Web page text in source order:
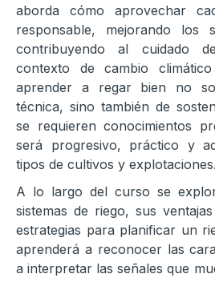
aborda cómo aprovechar
responsable, mejorando los
contribuyendo al cuidado
contexto de cambio
aprender a regar bien no
técnica, sino también de
se requieren conocimientos
será progresivo, práctico y
tipos de cultivos y explotaciones.
A lo largo del curso se
sistemas de riego, sus
estrategias para planificar un
aprenderá a reconocer las
a interpretar las señales que